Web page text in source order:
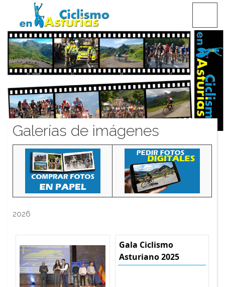
CICLISMO EN ASTURIAS
Galerías de imágenes
2026
Gala Ciclismo
Asturiano 2025